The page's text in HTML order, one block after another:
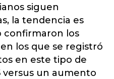
siguen
la tendencia es
confirmaron los
los que se registró
en este tipo de
versus un aumento